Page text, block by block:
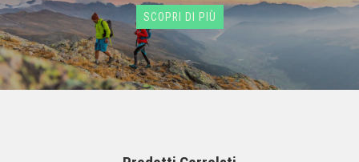
SCOPRI DI PIÙ